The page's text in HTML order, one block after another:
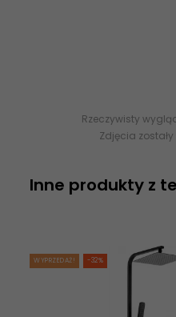
Rzeczywisty
Zdjęcia
Inne produkty z
WYPRZEDAŻ! -32%